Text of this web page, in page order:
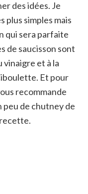
des idées. Je
plus simples mais
qui sera parfaite
de saucisson sont
vinaigre et à la
Et pour
recommande
peu de chutney de